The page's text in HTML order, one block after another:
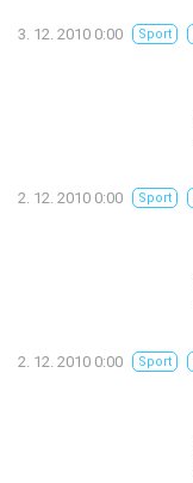
3. 12. 2010 0:00 Sport
2. 12. 2010 0:00 Sport
2. 12. 2010 0:00 Sport